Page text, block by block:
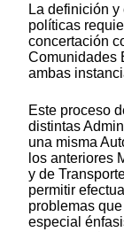
La definición
políticas
concertación
Comunidades
ambas
Este proceso
distintas
una misma
los anteriores
y de
permitir
problemas
especial